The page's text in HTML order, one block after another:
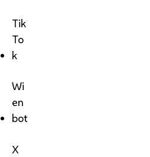
Tik
To
k
Wi
en
bot
X